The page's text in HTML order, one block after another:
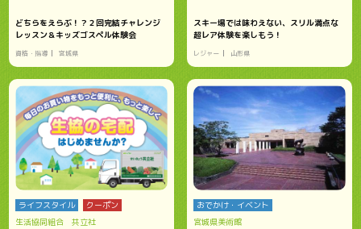
どちらをえらぶ！？２回完結チャレンジ
レッスン＆キッズゴスペル体験会
資格・指導 宮城県
スキー場では味わえない、スリル満点な
超レア体験を楽しもう！
レジャー 山形県
ライフスタイル
クーポン
生活協同組合 共立社
おでかけ・イベント
宮城県美術館